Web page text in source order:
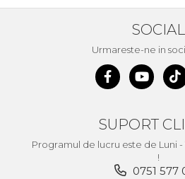
SOCIAL
Urmareste-ne in
SUPORT
Programul de lucru este de Luni -
!
0751 577